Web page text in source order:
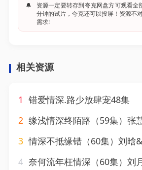
🔔
资源一定要转存到夸克网盘方可观看全
分钟的试片，夸克还可以投屏！资源不
需求!
相关资源
1 错爱情深.路少放肆宠48集
2 缘浅情深终陌路（59集）张
3 情深不抵缘错（60集）刘晗
4 奈何流年枉情深（60集）刘